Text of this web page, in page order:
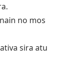
no mos
sira atu